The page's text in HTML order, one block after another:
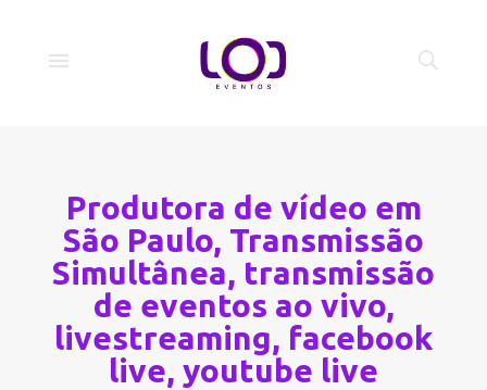
Produtora de vídeo em
São Paulo, Transmissão
Simultânea, transmissão
de eventos ao vivo,
livestreaming, facebook
live, youtube live